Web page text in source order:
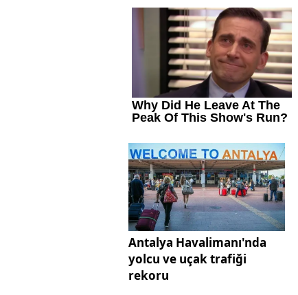
Antalya Havalimanı'nda
yolcu ve uçak trafiği
rekoru